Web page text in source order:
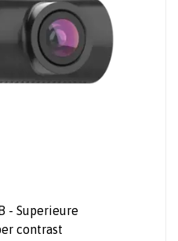
- Superieure
contrast